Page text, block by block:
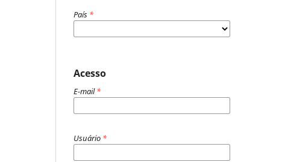
País *
Acesso
E-mail*
Usuário *